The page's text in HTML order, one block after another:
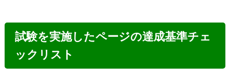
試験を実施したページの達成基準チェ
ックリスト